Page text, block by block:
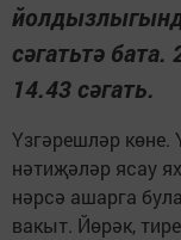
сәгатьтә
14.43 сәгать.
Үзгәрешләр көне.
нәтиҗәләр ясау
нәрсә ашарга
вакыт. Йөрәк,